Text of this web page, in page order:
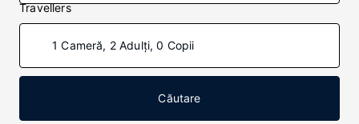
Travellers
1 Cameră, 2 Adulți, 0 Copii
Căutare